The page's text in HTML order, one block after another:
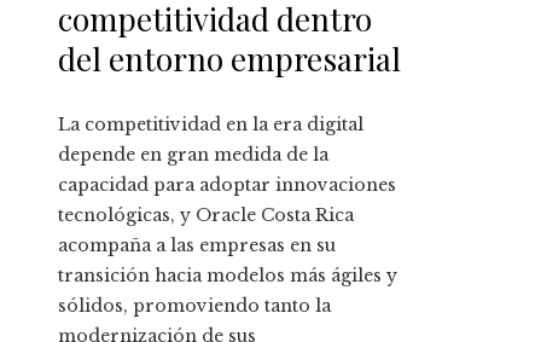
competitividad dentro
del entorno empresarial
La competitividad en la era digital
depende en gran medida de la
capacidad para adoptar innovaciones
tecnológicas, y Oracle Costa Rica
acompaña a las empresas en su
transición hacia modelos más ágiles y
sólidos, promoviendo tanto la
modernización de sus